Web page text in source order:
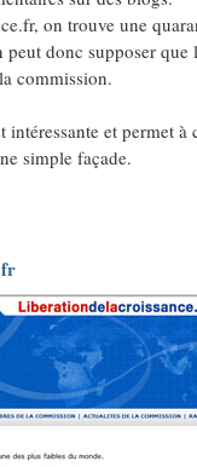
on trouve une
peut donc supposer
commission.
intéressante et permet
simple façade.